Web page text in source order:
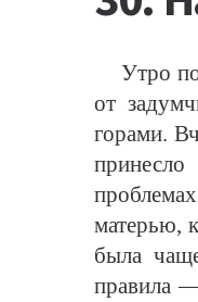
Утро
от
горами.
принесло
матерью,
была
правила